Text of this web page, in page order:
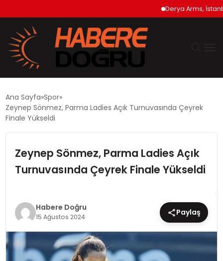
Derya Arms, İstanbul
EKONOMİ
DÜNYA
SPOR
EĞİTİM
Ana Sayfa Spor
Zeynep Sönmez, Parma Ladies Açık Turnuvasında Çeyrek
Finale Yükseldi
Zeynep Sönmez, Parma Ladies Açık
Turnuvasında Çeyrek Finale Yükseldi
Habere Doğru
15 Ağustos 2024 Paylaş